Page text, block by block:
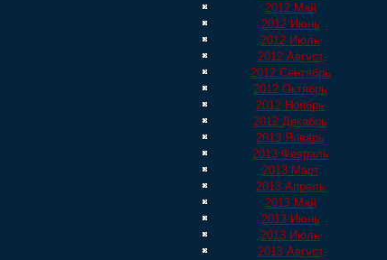
2012 Май
2012 Июнь
2012 Июль
2012 Август
2012 Сентябрь
2012 Октябрь
2012 Ноябрь
2012 Декабрь
2013 Январь
2013 Февраль
2013 Март
2013 Апрель
2013 Май
2013 Июнь
2013 Июль
2013 Август